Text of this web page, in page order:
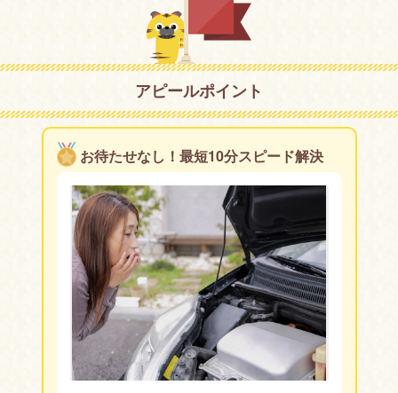
アピールポイント
お待たせなし！最短10分スピード解決